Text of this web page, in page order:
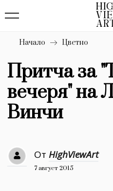
Бизнес
Мода
Dialogue
Изкуство
4340
Дизайн
Начало Цветно
Притча за
вечеря" на
Винчи
От HighViewArt
7 август 2015